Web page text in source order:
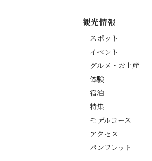
観光情報
スポット
イベント
グルメ・お土産
体験
宿泊
特集
モデルコース
アクセス
パンフレット